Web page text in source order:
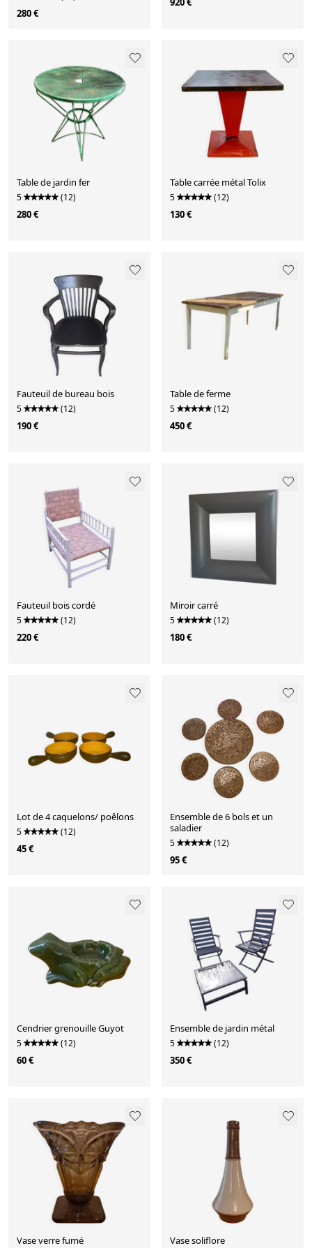
280 €
Table de jardin fer
5 (12)
280 €
Table carrée métal Tolix
5 (12)
130 €
Fauteuil de bureau bois
5 (12)
190 €
Table de ferme
5 (12)
450 €
Fauteuil bois cordé
5 (12)
220 €
Miroir carré
5 (12)
180 €
Lot de 4 caquelons/ poêlons
5 (12)
45 €
Ensemble de 6 bols et un
saladier
5 (12)
95 €
Cendrier grenouille Guyot
5 (12)
60 €
Ensemble de jardin métal
5 (12)
350 €
Vase verre fumé Vase soliflore